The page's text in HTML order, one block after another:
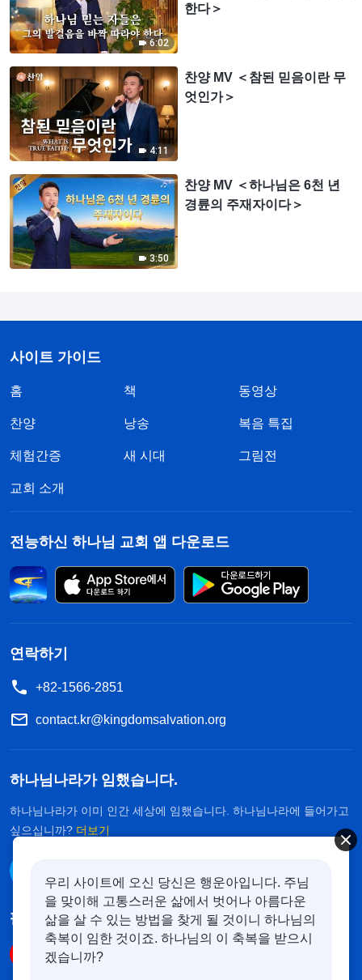
6:02
한다＞
4:11
찬양 MV ＜참된 믿음이란 무
엇인가＞
3:50
찬양 MV ＜하나님은 6천 년
경륜의 주재자이다＞
사이트 가이드
홈 책 동영상
찬양 낭송 복음 특집
체험간증 새 시대 그림전
교회 소개
전능하신 하나님 교회 앱 다운로드
연락하기
+82-1566-2851
contact.kr@kingdomsalvation.org
하나님나라가 임했습니다.
하나님나라가 이미 인간 세상에 임했습니다. 하나님나라에 들어가고
싶으십니까? 더보기
팔로우하기
우리 사이트에 오신 당신은 행운아입니다. 주님
을 맞이해 고통스러운 삶에서 벗어나 아름다운
삶을 살 수 있는 방법을 찾게 될 것이니 하나님의
축복이 임한 것이죠. 하나님의 이 축복을 받으시
겠습니까?